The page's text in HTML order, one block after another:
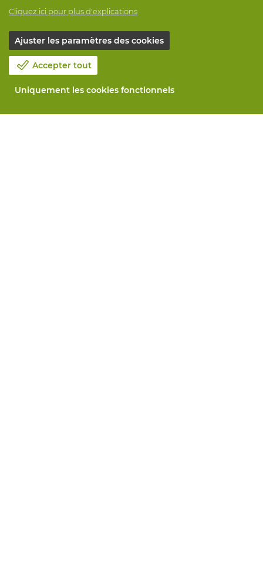
Cliquez ici pour plus d'explications
Ajuster les paramètres des cookies
Accepter tout
Uniquement les cookies fonctionnels